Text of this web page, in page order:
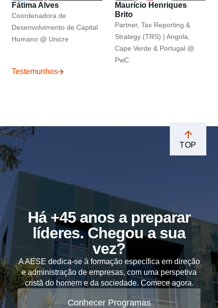
Fátima Alves
Coordenadora de
Desenvolvimento de Capital
Humano @ Unicre
Maurício Henriques
Brito
Partner, Tax Reporting &
Strategy (TRS) | Angola,
Cape Verde & Portugal @
PwC
Testemunhos
TOP
Há +45 anos a preparar
líderes. Chegou a sua
vez?
A AESE dedica-se à formação específica em direção
e administração de empresas, com uma perspetiva
cristã do homem e da sociedade. Comece agora.
Conhecer Programas